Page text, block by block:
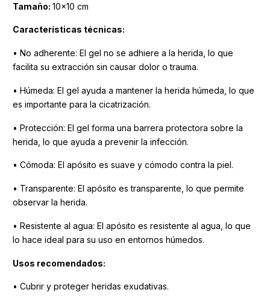
Tamaño: 10x10 cm
Características técnicas:
• No adherente: El gel no se adhiere a la herida, lo que
facilita su extracción sin causar dolor o trauma.
• Húmeda: El gel ayuda a mantener la herida húmeda, lo que
es importante para la cicatrización.
• Protección: El gel forma una barrera protectora sobre la
herida, lo que ayuda a prevenir la infección.
• Cómoda: El apósito es suave y cómodo contra la piel.
• Transparente: El apósito es transparente, lo que permite
observar la herida.
• Resistente al agua: El apósito es resistente al agua, lo que
lo hace ideal para su uso en entornos húmedos.
Usos recomendados:
• Cubrir y proteger heridas exudativas.